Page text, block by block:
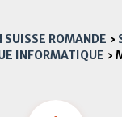
ROMANDE ›
INFORMATIQUE ›